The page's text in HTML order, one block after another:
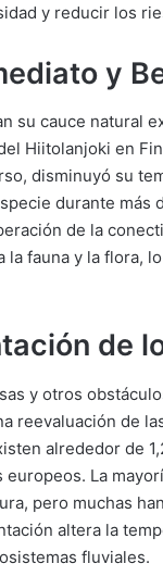
y reducir los
y
su cauce natural
Hiitolanjoki en
disminuyó su
durante más
de la
la fauna y la flora,
de
y otros
reevaluación de
alrededor de
La
pero muchas
altera la
fluviales.